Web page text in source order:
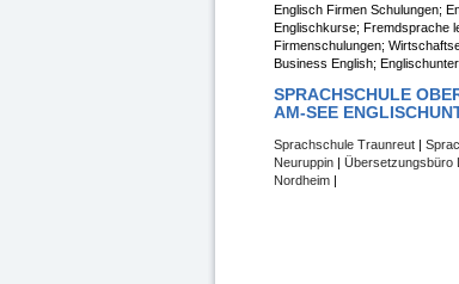
Englisch Firmen Schulungen;
Englischkurse; Fremdsprache
Firmenschulungen;
Business English;
SPRACHSCHULE
AM-SEE
Sprachschule Traunreut |
Neuruppin| Übersetzungsbüro
Nordheim|